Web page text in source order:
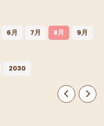
Copyright © 2026
6月 7月 8月
9月
2030